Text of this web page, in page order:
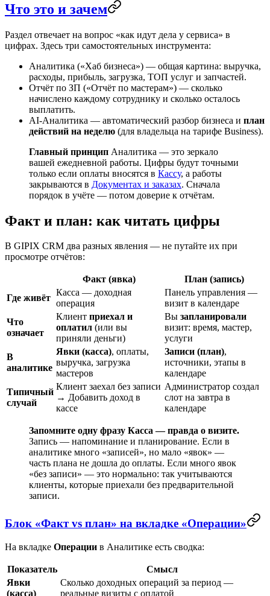
Что это и зачем
Раздел отвечает на вопрос «как идут дела у сервиса» в
цифрах. Здесь три самостоятельных инструмента:
Аналитика («Хаб бизнеса») — общая картина: выручка,
расходы, прибыль, загрузка, ТОП услуг и запчастей.
Отчёт по ЗП («Отчёт по мастерам») — сколько
начислено каждому сотруднику и сколько осталось
выплатить.
AI-Аналитика — автоматический разбор бизнеса и план
действий на неделю (для владельца на тарифе Business).
Главный принцип Аналитика — это зеркало
вашей ежедневной работы. Цифры будут точными
только если оплаты вносятся в Кассу, а работы
закрываются в Документах и заказах. Сначала
порядок в учёте — потом доверие к отчётам.
Факт и план: как читать цифры
В GIPIX CRM два разных явления — не путайте их при
просмотре отчётов:
Факт (явка)
План (запись)
Где живёт
Касса — доходная
операция
Панель управления —
визит в календаре
Что
означает
Клиент приехал и
оплатил (или вы
приняли деньги)
Вы запланировали
визит: время, мастер,
услуги
В
аналитике
Явки (касса), оплаты,
выручка, загрузка
мастеров
Записи (план),
источники, этапы в
календаре
Типичный
случай
Клиент заехал без записи
→ Добавить доход в
кассе
Администратор создал
слот на завтра в
календаре
Запомните одну фразу Касса — правда о визите.
Запись — напоминание и планирование. Если в
аналитике много «записей», но мало «явок» —
часть плана не дошла до оплаты. Если много явок
«без записи» — это нормально: так учитываются
клиенты, которые приехали без предварительной
записи.
Блок «Факт vs план» на вкладке «Операции»
На вкладке Операции в Аналитике есть сводка:
Показатель
Смысл
Явки
(касса)
Сколько доходных операций за период —
реальные визиты с оплатой